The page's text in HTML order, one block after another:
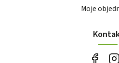
Moje